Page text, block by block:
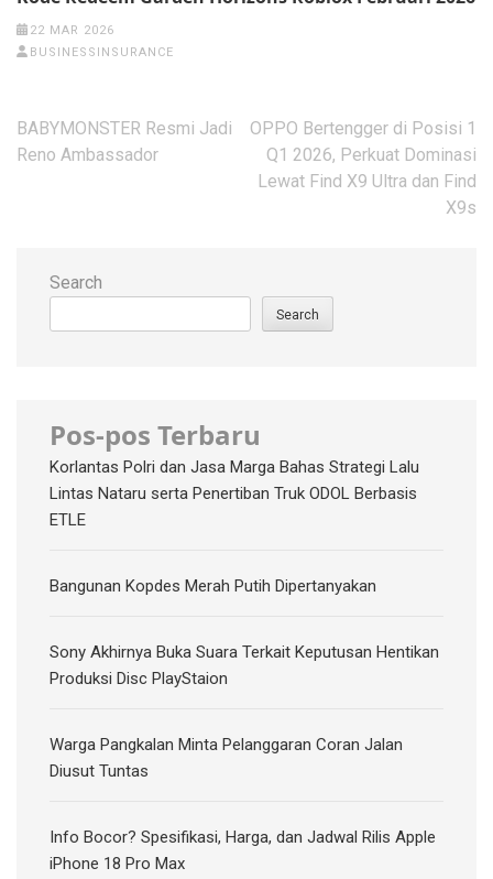
22 MAR 2026
BUSINESSINSURANCE
Post
navigation
BABYMONSTER Resmi Jadi
Reno Ambassador
OPPO Bertengger di Posisi 1
Q1 2026, Perkuat Dominasi
Lewat Find X9 Ultra dan Find
X9s
Search
Search
Pos-pos Terbaru
Korlantas Polri dan Jasa Marga Bahas Strategi Lalu
Lintas Nataru serta Penertiban Truk ODOL Berbasis
ETLE
Bangunan Kopdes Merah Putih Dipertanyakan
Sony Akhirnya Buka Suara Terkait Keputusan Hentikan
Produksi Disc PlayStaion
Warga Pangkalan Minta Pelanggaran Coran Jalan
Diusut Tuntas
Info Bocor? Spesifikasi, Harga, dan Jadwal Rilis Apple
iPhone 18 Pro Max